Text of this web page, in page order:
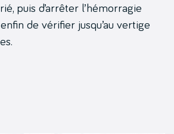
puis d’arrêter l’hémorragie
de vérifier jusqu’au vertige